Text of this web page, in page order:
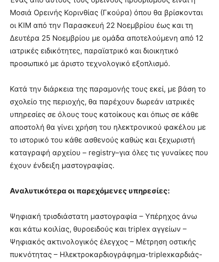
Μοσιά Ορεινής Κορινθίας (Γκούρα) όπου θα βρίσκονται
οι ΚΙΜ από την Παρασκευή 22 Νοεμβρίου έως και τη
Δευτέρα 25 Νοεμβρίου με ομάδα αποτελούμενη από 12
ιατρικές ειδικότητες, παραϊατρικό και διοικητικό
προσωπικό με άριστο τεχνολογικό εξοπλισμό.
Κατά την διάρκεια της παραμονής τους εκεί, με βάση το
σχολείο της περιοχής, θα παρέχουν δωρεάν ιατρικές
υπηρεσίες σε όλους τους κατοίκους και όπως σε κάθε
αποστολή θα γίνει χρήση του ηλεκτρονικού φακέλου με
το ιστορικό του κάθε ασθενούς καθώς και ξεχωριστή
καταγραφή αρχείου – registry–για όλες τις γυναίκες που
έχουν ένδειξη μαστογραφίας.
Αναλυτικότερα οι παρεχόμενες υπηρεσίες:
Ψηφιακή τρισδιάστατη μαστογραφία – Υπέρηχος άνω
και κάτω κοιλίας, θυροειδούς και triplex αγγείων –
Ψηφιακός ακτινολογικός έλεγχος – Μέτρηση οστικής
πυκνότητας – Ηλεκτροκαρδιογράφημα-triplexκαρδιάς-